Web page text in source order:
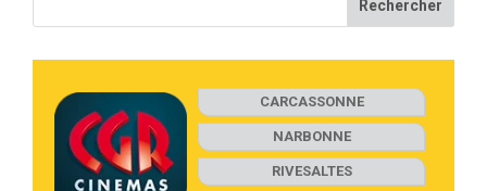
CARCASSONNE
NARBONNE
RIVESALTES